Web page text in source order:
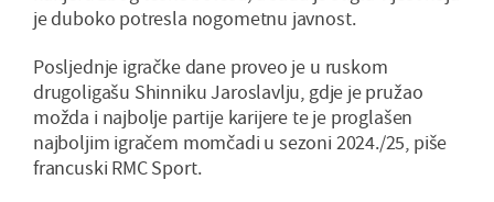
je duboko potresla nogometnu javnost.
Posljednje igračke dane proveo je u ruskom
drugoligašu Shinniku Jaroslavlju, gdje je pružao
možda i najbolje partije karijere te je proglašen
najboljim igračem momčadi u sezoni 2024./25, piše
francuski RMC Sport.